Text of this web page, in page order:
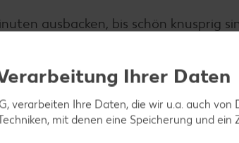
ausbacken, bis schön knusprig
Ihrer Daten
verarbeiten Ihre Daten, die wir u.a. auch
mit denen eine Speicherung und